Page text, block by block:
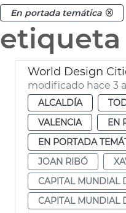
En portada temática
etiqueta
World Design
modificado hace 3
ALCALDÍA
VALENCIA
EN
EN PORTADA
JOAN RIBÓ
CAPITAL MUNDIAL
CAPITAL MUNDIAL